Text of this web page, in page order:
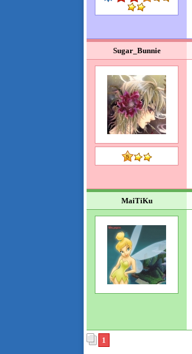
Sugar_Bunnie
MaiTiKu
1